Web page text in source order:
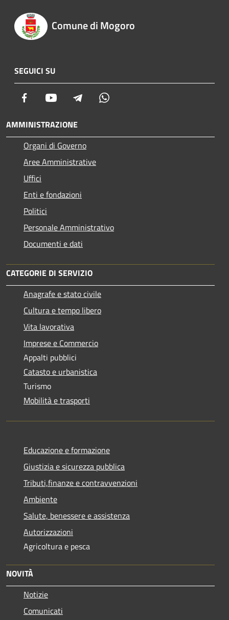
Comune di Mogoro
SEGUICI SU
Facebook Youtube Telegram
AMMINISTRAZIONE
Organi di Governo
Aree Amministrative
Uffici
Enti e fondazioni
Politici
Personale Amministrativo
Documenti e dati
CATEGORIE DI SERVIZIO
Anagrafe e stato civile
Cultura e tempo libero
Vita lavorativa
Imprese e Commercio
Appalti pubblici
Catasto e urbanistica
Turismo
Mobilità e trasporti
Educazione e formazione
Giustizia e sicurezza pubblica
Tributi,finanze e contravvenzioni
Ambiente
Salute, benessere e assistenza
Autorizzazioni
Agricoltura e pesca
NOVITÀ
Notizie
Comunicati